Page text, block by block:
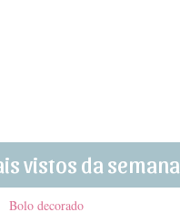
vistos da semana
Bolo decorado